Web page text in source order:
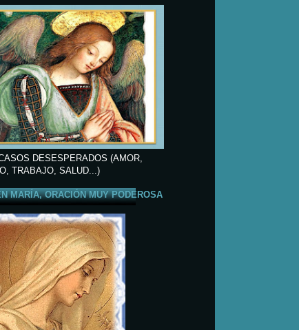
DESESPERADOS (AMOR,
TRABAJO, SALUD...)
MARÍA, ORACIÓN MUY PODEROSA